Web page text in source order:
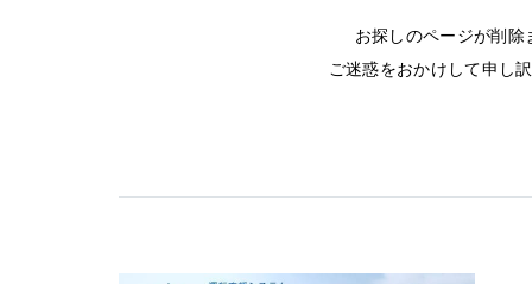
お探しのページが削
ご迷惑をおかけして申し